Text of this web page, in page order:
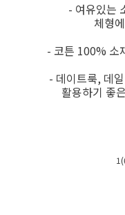
- 여유있는
체형
- 코튼 100% 소
- 데이트룩, 데
활용하기 좋